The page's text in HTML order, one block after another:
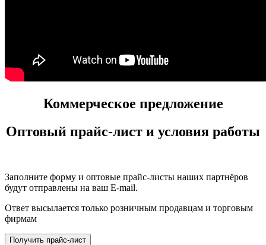
Коммерческое предложение
Оптовый прайс-лист и условия работы
Заполните форму и оптовые прайс-листы наших партнёров
будут отправлены на ваш E-mail.
Ответ высылается только розничным продавцам и торговым
фирмам
Получить прайс-лист